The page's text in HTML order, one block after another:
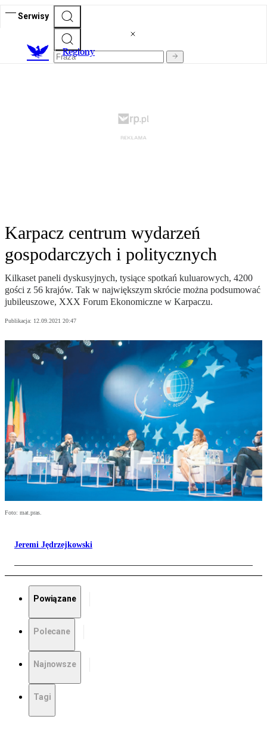
Serwisy
Regiony
Karpacz centrum wydarzeń
gospodarczych i politycznych
Kilkaset paneli dyskusyjnych, tysiące spotkań kuluarowych, 4200
gości z 56 krajów. Tak w największym skrócie można podsumować
jubileuszowe, XXX Forum Ekonomiczne w Karpaczu.
Publikacja: 12.09.2021 20:47
Foto: mat.pras.
Jeremi Jędrzejkowski
Powiązane
Polecane
Najnowsze
Tagi